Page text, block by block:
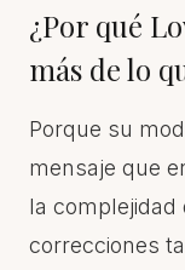
¿Por qué
más de lo
Porque su
mensaje que
la complejidad
correcciones